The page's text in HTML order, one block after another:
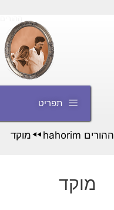
תפריט
ההורים hahorim ◄◄ מוקד
מוקד